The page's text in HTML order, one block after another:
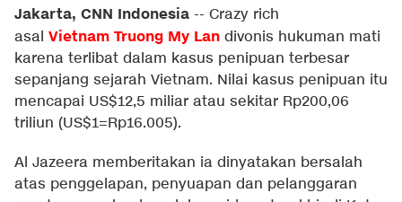
Jakarta, CNN Indonesia -- Crazy rich
asal Vietnam Truong My Lan divonis hukuman mati
karena terlibat dalam kasus penipuan terbesar
sepanjang sejarah Vietnam. Nilai kasus penipuan itu
mencapai US$12,5 miliar atau sekitar Rp200,06
triliun (US$1=Rp16.005).
Al Jazeera memberitakan ia dinyatakan bersalah
atas penggelapan, penyuapan dan pelanggaran